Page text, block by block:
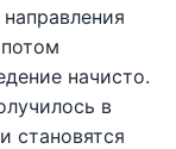
начисто.
в
становятся